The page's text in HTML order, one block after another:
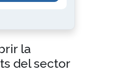
la
del sector